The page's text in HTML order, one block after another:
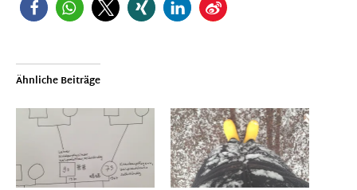
Ähnliche Beiträge